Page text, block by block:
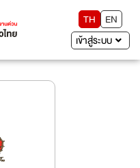
TH
EN
เข้าสู่ระบบ